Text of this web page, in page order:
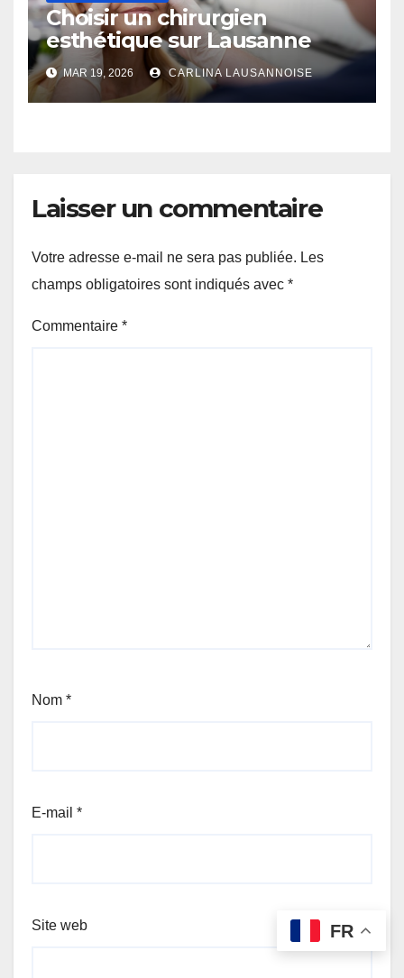
Choisir un chirurgien
esthétique sur Lausanne
MAR 19, 2026 CARLINA LAUSANNOISE
Laisser un commentaire
Votre adresse e-mail ne sera pas publiée. Les
champs obligatoires sont indiqués avec *
Commentaire *
Nom *
E-mail *
Site web FR